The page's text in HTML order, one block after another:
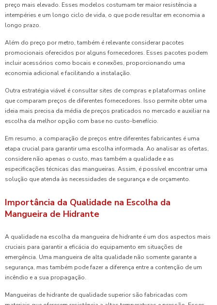
preço mais elevado. Esses modelos costumam ter maior resistência a
intempéries e um longo ciclo de vida, o que pode resultar em economia a
longo prazo.
Além do preço por metro, também é relevante considerar pacotes
promocionais oferecidos por alguns fornecedores. Esses pacotes podem
incluir acessórios como bocais e conexões, proporcionando uma
economia adicional e facilitando a instalação.
Outra estratégia viável é consultar sites de compras e plataformas online
que comparam preços de diferentes fornecedores. Isso permite obter uma
ideia mais precisa da média de preços praticados no mercado e auxiliar na
escolha da melhor opção com base no custo-benefício.
Em resumo, a comparação de preços entre diferentes fabricantes é uma
etapa crucial para garantir uma escolha informada. Ao analisar as ofertas,
considere não apenas o custo, mas também a qualidade e as
especificações técnicas das mangueiras. Assim, é possível encontrar uma
solução que atenda às necessidades de segurança e de orçamento.
Importância da Qualidade na Escolha da
Mangueira de Hidrante
A qualidade na escolha da mangueira de hidrante é um dos aspectos mais
cruciais para garantir a eficácia do equipamento em situações de
emergência. Uma mangueira de alta qualidade não somente garante a
segurança, mas também pode fazer a diferença entre a contenção de um
incêndio e a sua propagação.
Mangueiras de hidrante de qualidade superior são fabricadas com